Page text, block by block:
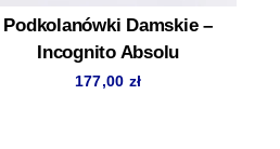
Podkolanówki Damskie –
Incognito Absolu
177,00 zł